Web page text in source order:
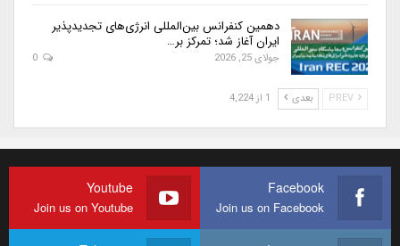
دهمین کنفرانس بین‌المللی انرژی‌های تجدیدپذیر
ایران آغاز شد؛ تمرکز بر…
جولای 25, 2026
بعدی 1 از 4,224
Facebook
Join us on Facebook
Youtube
Join us on Youtube